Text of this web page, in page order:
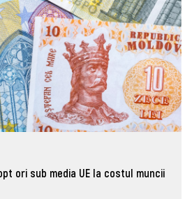
ori sub media UE la costul muncii